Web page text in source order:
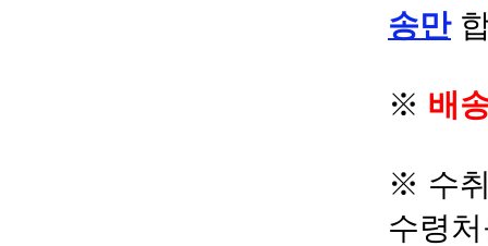
송만
※ 배
※ 수
수령